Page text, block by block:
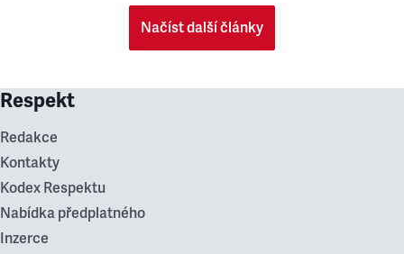
Načíst další články
Respekt
Redakce
Kontakty
Kodex Respektu
Nabídka předplatného
Inzerce